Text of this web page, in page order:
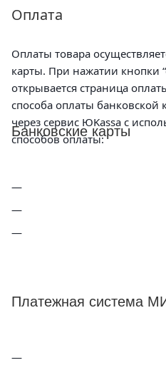
Оплата
Оплаты товара
карты. При нажатии кнопки
открывается страница
способа оплаты банковской
через сервис ЮKassa с
способов оплаты:
Банковские карты
Платежная система